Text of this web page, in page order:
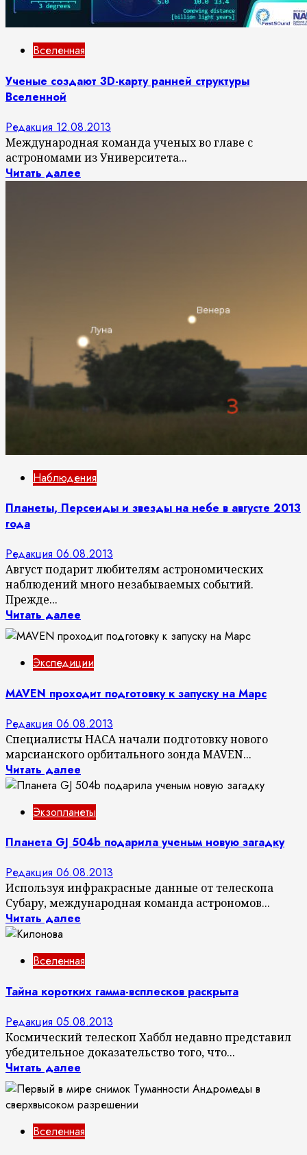
Вселенная
Ученые создают 3D-карту ранней структуры
Вселенной
Редакция 12.08.2013
Международная команда ученых во главе с
астрономами из Университета...
Читать далее
Наблюдения
Планеты, Персеиды и звезды на небе в августе 2013
года
Редакция 06.08.2013
Август подарит любителям астрономических
наблюдений много незабываемых событий.
Прежде...
Читать далее
Экспедиции
MAVEN проходит подготовку к запуску на Марс
Редакция 06.08.2013
Специалисты НАСА начали подготовку нового
марсианского орбитального зонда MAVEN...
Читать далее
Экзопланеты
Планета GJ 504b подарила ученым новую загадку
Редакция 06.08.2013
Используя инфракрасные данные от телескопа
Субару, международная команда астрономов...
Читать далее
Вселенная
Тайна коротких гамма-всплесков раскрыта
Редакция 05.08.2013
Космический телескоп Хаббл недавно представил
убедительное доказательство того, что...
Читать далее
Вселенная